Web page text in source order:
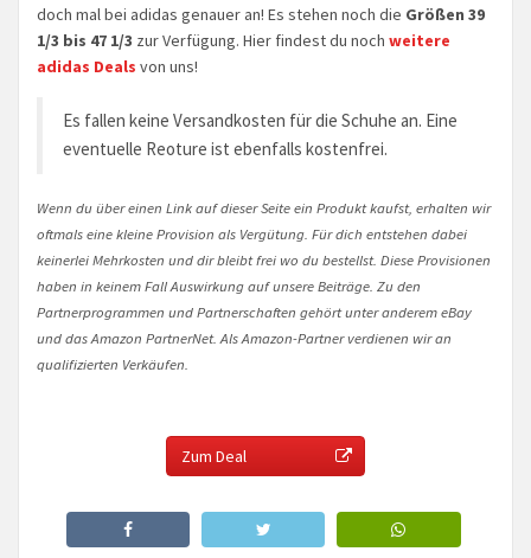
doch mal bei adidas genauer an! Es stehen noch die Größen 39
1/3 bis 47 1/3 zur Verfügung. Hier findest du noch weitere
adidas Deals von uns!
Es fallen keine Versandkosten für die Schuhe an. Eine
eventuelle Reoture ist ebenfalls kostenfrei.
Wenn du über einen Link auf dieser Seite ein Produkt kaufst, erhalten wir
oftmals eine kleine Provision als Vergütung. Für dich entstehen dabei
keinerlei Mehrkosten und dir bleibt frei wo du bestellst. Diese Provisionen
haben in keinem Fall Auswirkung auf unsere Beiträge. Zu den
Partnerprogrammen und Partnerschaften gehört unter anderem eBay
und das Amazon PartnerNet. Als Amazon-Partner verdienen wir an
qualifizierten Verkäufen.
Zum Deal